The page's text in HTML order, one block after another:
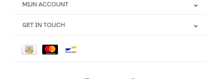
MIJN ACCOUNT
GET IN TOUCH